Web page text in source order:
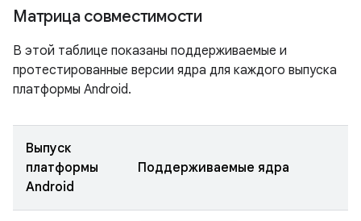
Матрица совместимости
В этой таблице показаны поддерживаемые и
протестированные версии ядра для каждого выпуска
платформы Android.
Выпуск
платформы
Android
Поддерживаемые ядра